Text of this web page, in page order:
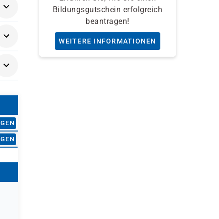
Bildungsgutschein erfolgreich
beantragen!
WEITERE INFORMATIONEN